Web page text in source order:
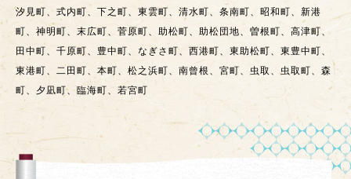
汐見町、式内町、下之町、東雲町、清水町、条南町、昭和町、新港
町、神明町、末広町、菅原町、助松町、助松団地、曽根町、高津町、
田中町、千原町、豊中町、なぎさ町、西港町、東助松町、東豊中町、
東港町、二田町、本町、松之浜町、南曾根、宮町、虫取、虫取町、森
町、夕凪町、臨海町、若宮町